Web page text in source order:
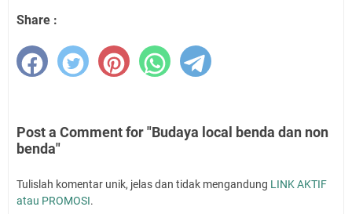
Share :
Post a Comment for "Budaya local benda dan non
benda"
Tulislah komentar unik, jelas dan tidak mengandung LINK AKTIF
atau PROMOSI.